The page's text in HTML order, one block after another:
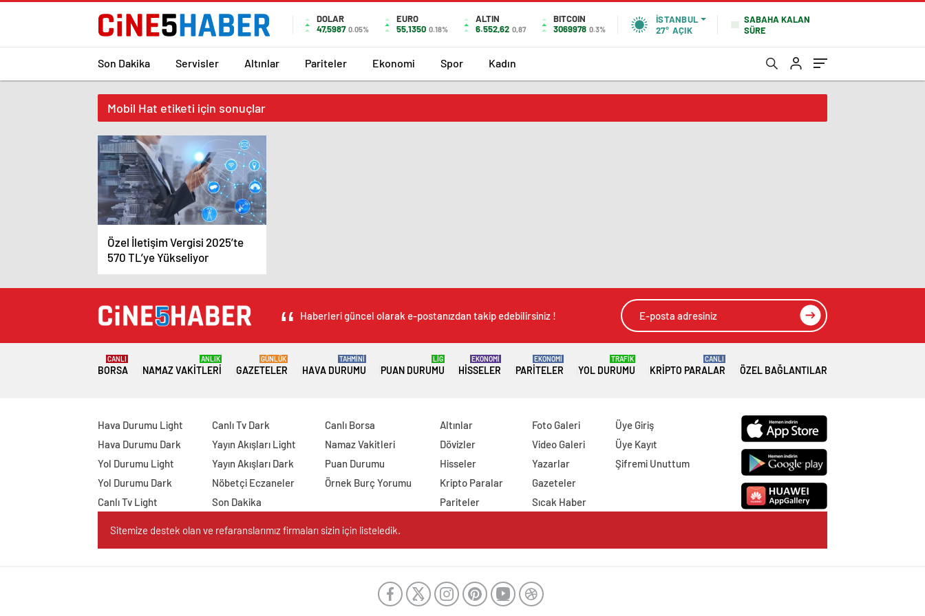
DOLAR
47,5987 0.05%
EURO
55,1350 0.18%
ALTIN
6.552,62 0,87
BITCOIN
3069978 0.3%
İSTANBUL
27° AÇIK
SABAHA KALAN
SÜRE
Son Dakika Servisler Altınlar Pariteler Ekonomi Spor Kadın
Mobil Hat etiketi için sonuçlar
Özel İletişim Vergisi 2025’te
570 TL’ye Yükseliyor
Haberleri güncel olarak e-postanızdan takip edebilirsiniz !
BORSA
CANLI
NAMAZ VAKITLERI
ANLIK
GAZETELER
GÜNLÜK
HAVA DURUMU
TAHMİNİ
PUAN DURUMU
LİG
HISSELER
EKONOMİ
PARITELER
EKONOMİ
YOL DURUMU
TRAFİK
KRIPTO PARALAR
CANLI
ÖZEL BAĞLANTILAR
Hava Durumu Light
Hava Durumu Dark
Yol Durumu Light
Yol Durumu Dark
Canlı Tv Light
Canlı Tv Dark
Yayın Akışları Light
Yayın Akışları Dark
Nöbetçi Eczaneler
Son Dakika
Canlı Borsa
Namaz Vakitleri
Puan Durumu
Örnek Burç Yorumu
Altınlar
Dövizler
Hisseler
Kripto Paralar
Pariteler
Foto Galeri
Video Galeri
Yazarlar
Gazeteler
Sıcak Haber
Üye Giriş
Üye Kayıt
Şifremi Unuttum
Sitemize destek olan ve refaranslarımız firmaları sizin için listeledik.